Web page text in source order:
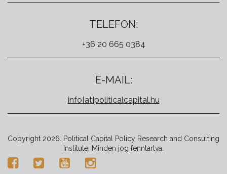
TELEFON:
+36 20 665 0384
E-MAIL:
info[at]politicalcapital.hu
Copyright 2026. Political Capital Policy Research and Consulting
Institute. Minden jog fenntartva.